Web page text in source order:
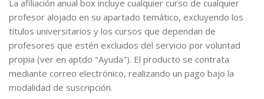
La afiliación anual box incluye cualquier curso de cualquier
profesor alojado en su apartado temático, excluyendo los
títulos universitarios y los cursos que dependan de
profesores que estén excluidos del servicio por voluntad
propia (ver en aptdo "Ayuda"). El producto se contrata
mediante correo electrónico, realizando un pago bajo la
modalidad de suscripción.